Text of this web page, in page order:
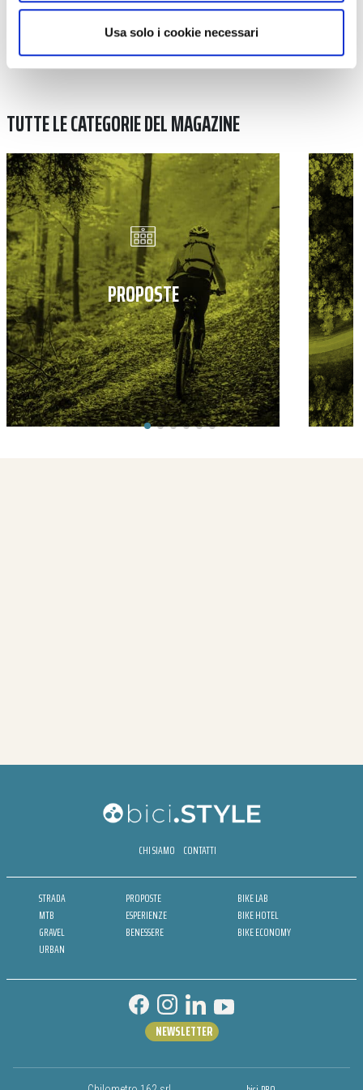
Usa solo i cookie necessari
TUTTE LE CATEGORIE DEL MAGAZINE
PROPOSTE
CHI SIAMO CONTATTI
STRADA
MTB
GRAVEL
URBAN
PROPOSTE
ESPERIENZE
BENESSERE
BIKE LAB
BIKE HOTEL
BIKE ECONOMY
NEWSLETTER